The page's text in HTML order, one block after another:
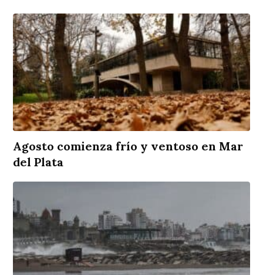
Agosto comienza frío y ventoso en Mar
del Plata